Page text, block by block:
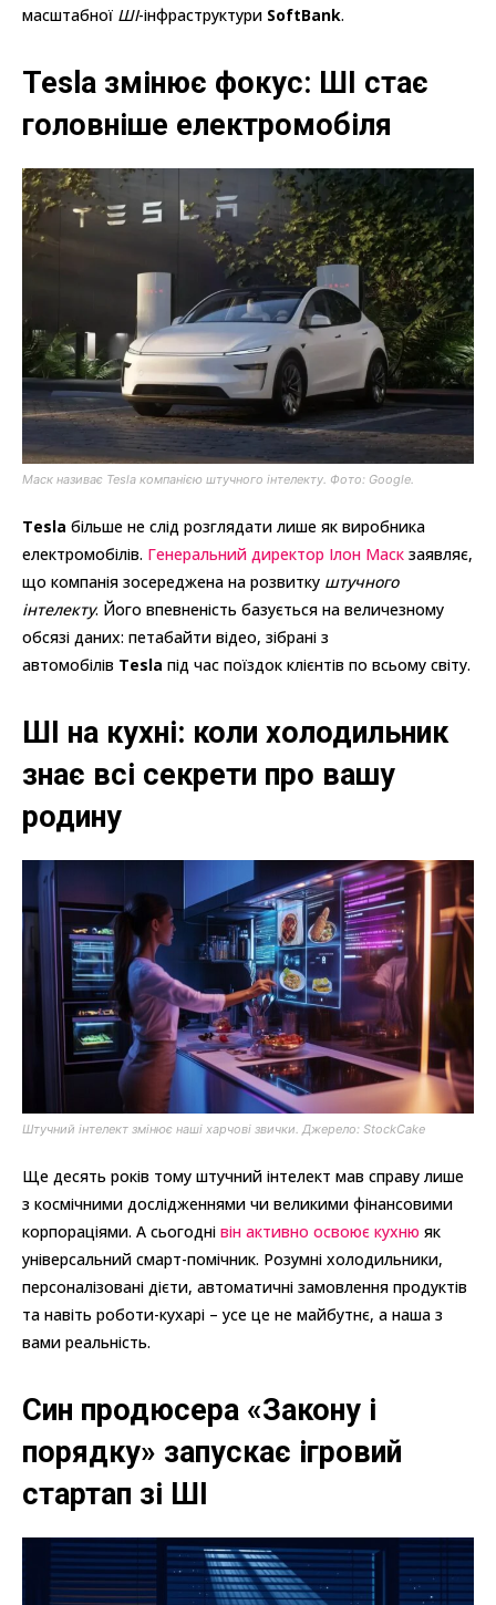
масштабної ШІ-інфраструктури SoftBank.
Tesla змінює фокус: ШІ стає
головніше електромобіля
Маск називає Tesla компанією штучного інтелекту. Фото: Google.
Tesla більше не слід розглядати лише як виробника
електромобілів. Генеральний директор Ілон Маск заявляє,
що компанія зосереджена на розвитку штучного
інтелекту. Його впевненість базується на величезному
обсязі даних: петабайти відео, зібрані з
автомобілів Tesla під час поїздок клієнтів по всьому світу.
ШІ на кухні: коли холодильник
знає всі секрети про вашу
родину
Штучний інтелект змінює наші харчові звички. Джерело: StockCake
Ще десять років тому штучний інтелект мав справу лише
з космічними дослідженнями чи великими фінансовими
корпораціями. А сьогодні він активно освоює кухню як
універсальний смарт-помічник. Розумні холодильники,
персоналізовані дієти, автоматичні замовлення продуктів
та навіть роботи-кухарі – усе це не майбутнє, а наша з
вами реальність.
Син продюсера «Закону і
порядку» запускає ігровий
стартап зі ШІ